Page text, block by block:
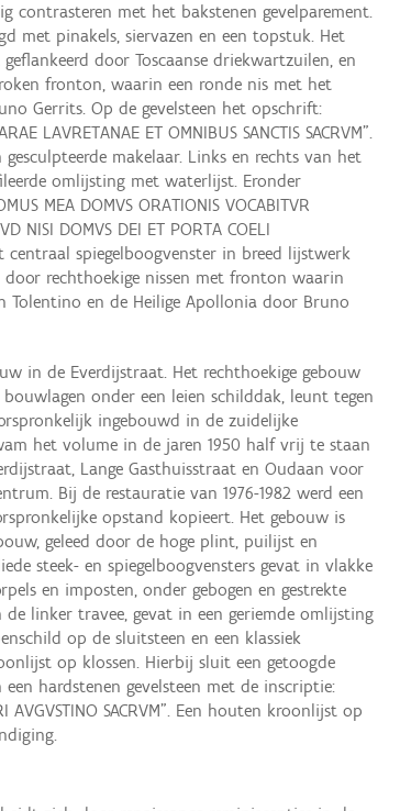
contrasteren met het bakstenen gevelparement.
met pinakels, siervazen en een topstuk. Het
door Toscaanse driekwartzuilen, en
fronton, waarin een ronde nis met het
Gerrits. Op de gevelsteen het opschrift:
LAVRETANAE ET OMNIBUS SANCTIS SACRVM".
gesculpteerde makelaar. Links en rechts van het
omlijsting met waterlijst. Eronder
MEA DOMVS ORATIONIS VOCABITVR
NISI DOMVS DEI ET PORTA COELI
centraal spiegelboogvenster in breed lijstwerk
rechthoekige nissen met fronton waarin
Tolentino en de Heilige Apollonia door Bruno
in de Everdijstraat. Het rechthoekige gebouw
onder een leien schilddak, leunt tegen
ingebouwd in de zuidelijke
het volume in de jaren 1950 half vrij te staan
Lange Gasthuisstraat en Oudaan voor
Bij de restauratie van 1976-1982 werd een
opstand kopieert. Het gebouw is
geleed door de hoge plint, puilijst en
steek- en spiegelboogvensters gevat in vlakke
en imposten, onder gebogen en gestrekte
linker travee, gevat in een geriemde omlijsting
op de sluitsteen en een klassiek
op klossen. Hierbij sluit een getoogde
hardstenen gevelsteen met de inscriptie:
AVGVSTINO SACRVM”. Een houten kroonlijst op